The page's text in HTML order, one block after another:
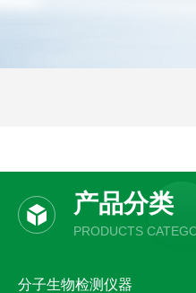
产品分类
PRODUCTS
分子生物检测仪器